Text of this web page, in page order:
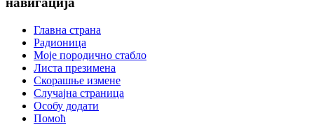
Главна страна
Радионица
Моје породично стабло
Листа презимена
Скорашње измене
Случајна страница
Особу додати
Помоћ